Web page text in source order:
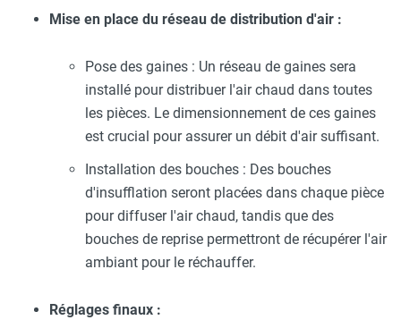
Mise en place du réseau de distribution d'air :
Pose des gaines : Un réseau de gaines sera
installé pour distribuer l'air chaud dans toutes
les pièces. Le dimensionnement de ces gaines
est crucial pour assurer un débit d'air suffisant.
Installation des bouches : Des bouches
d'insufflation seront placées dans chaque pièce
pour diffuser l'air chaud, tandis que des
bouches de reprise permettront de récupérer l'air
ambiant pour le réchauffer.
Réglages finaux :